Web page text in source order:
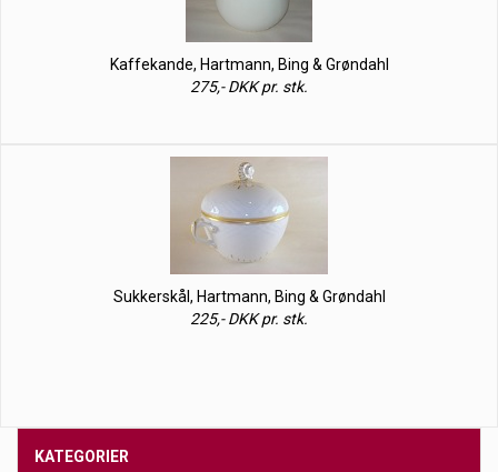
Kaffekande, Hartmann, Bing & Grøndahl
275,- DKK pr. stk.
Sukkerskål, Hartmann, Bing & Grøndahl
225,- DKK pr. stk.
KATEGORIER